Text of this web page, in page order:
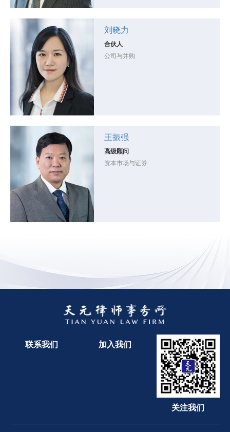
刘晓力
合伙人
公司与并购
王振强
高级顾问
资本市场与证券
联系我们 加入我们
关注我们